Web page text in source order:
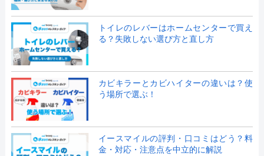
トイレのレバーはホームセンターで買え
る？失敗しない選び方と直し方
カビキラーとカビハイターの違いは？使
う場所で選ぶ！
イースマイルの評判・口コミはどう？料
金・対応・注意点を中立的に解説